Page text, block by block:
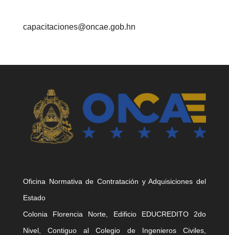
capacitaciones@oncae.gob.hn
Oficina Normativa de Contratación y Adquisiciones del
Estado
Colonia Florencia Norte, Edificio EDUCREDITO 2do
Nivel, Contiguo al Colegio de Ingenieros Civiles,